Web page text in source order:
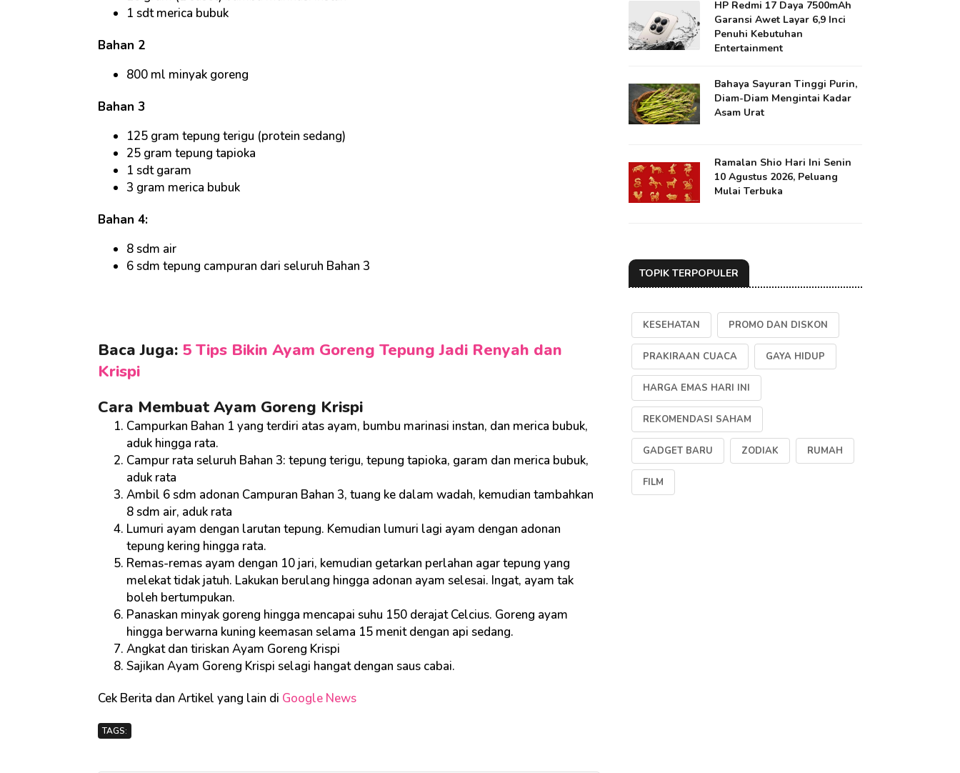
1 sdt merica bubuk
Bahan 2
800 ml minyak goreng
Bahan 3
125 gram tepung terigu (protein sedang)
25 gram tepung tapioka
1 sdt garam
3 gram merica bubuk
Bahan 4:
8 sdm air
6 sdm tepung campuran dari seluruh Bahan 3
Baca Juga: 5 Tips Bikin Ayam Goreng Tepung Jadi Renyah dan
Krispi
Cara Membuat Ayam Goreng Krispi
Campurkan Bahan 1 yang terdiri atas ayam, bumbu marinasi instan, dan merica bubuk,
aduk hingga rata.
Campur rata seluruh Bahan 3: tepung terigu, tepung tapioka, garam dan merica bubuk,
aduk rata
Ambil 6 sdm adonan Campuran Bahan 3, tuang ke dalam wadah, kemudian tambahkan
8 sdm air, aduk rata
Lumuri ayam dengan larutan tepung. Kemudian lumuri lagi ayam dengan adonan
tepung kering hingga rata.
Remas-remas ayam dengan 10 jari, kemudian getarkan perlahan agar tepung yang
melekat tidak jatuh. Lakukan berulang hingga adonan ayam selesai. Ingat, ayam tak
boleh bertumpukan.
Panaskan minyak goreng hingga mencapai suhu 150 derajat Celcius. Goreng ayam
hingga berwarna kuning keemasan selama 15 menit dengan api sedang.
Angkat dan tiriskan Ayam Goreng Krispi
Sajikan Ayam Goreng Krispi selagi hangat dengan saus cabai.
Cek Berita dan Artikel yang lain di Google News
TAGS:
HP Redmi 17 Daya 7500mAh
Garansi Awet Layar 6,9 Inci
Penuhi Kebutuhan
Entertainment
Bahaya Sayuran Tinggi Purin,
Diam-Diam Mengintai Kadar
Asam Urat
Ramalan Shio Hari Ini Senin
10 Agustus 2026, Peluang
Mulai Terbuka
TOPIK TERPOPULER
KESEHATAN PROMO DAN DISKON
PRAKIRAAN CUACA GAYA HIDUP
HARGA EMAS HARI INI
REKOMENDASI SAHAM
GADGET BARU ZODIAK RUMAH
FILM